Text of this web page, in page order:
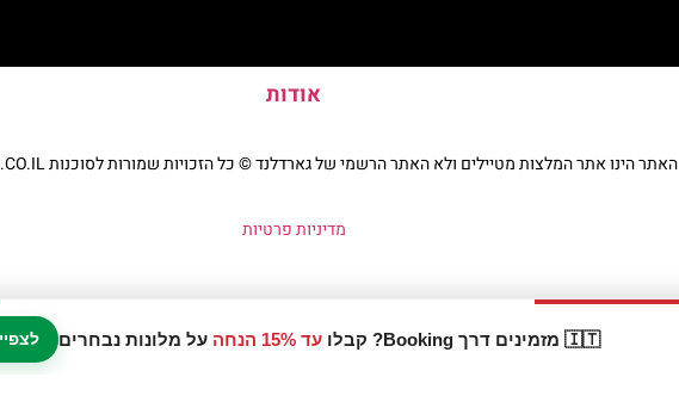
🇮🇹 מזמינים דרך Booking? קבלו עד 15% הנחה על מלונות נבחרים
אודות
האתר הינו אתר המלצות מטיילים ולא האתר הרשמי של גארדלנד © כל הזכויות שמורות לסוכנות TRAVELERS.CO.IL
מדיניות פרטיות